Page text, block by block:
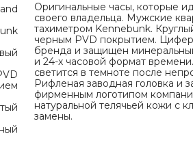
Оригинальные часы, которые
своего владельца. Мужские
тахиметром Kennebunk.
черным PVD покрытием.
бренда и защищен
и 24-х часовой формат
светится в темноте после
Рифленая заводная головка и
фирменным логотипом
натуральной телячьей кожи с
замены.